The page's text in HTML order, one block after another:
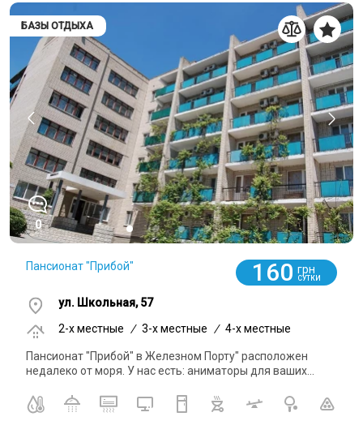
БАЗЫ ОТДЫХА
0
Пансионат "Прибой" 160 грн
СУТКИ
ул. Школьная, 57
2-x местные
/ 3-x местные / 4-x местные
Пансионат "Прибой" в Железном Порту" расположен
недалеко от моря. У нас есть: аниматоры для ваших...